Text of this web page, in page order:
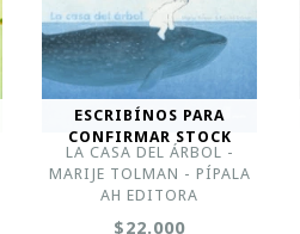
ESCRIBÍNOS PARA
CONFIRMAR STOCK
LA CASA DEL ÁRBOL -
MARIJE TOLMAN - PÍPALA
AH EDITORA
$22.000